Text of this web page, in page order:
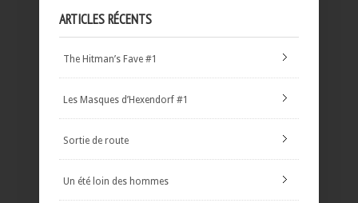
ARTICLES RÉCENTS
The Hitman’s Fave #1
Les Masques d’Hexendorf #1
Sortie de route
Un été loin des hommes